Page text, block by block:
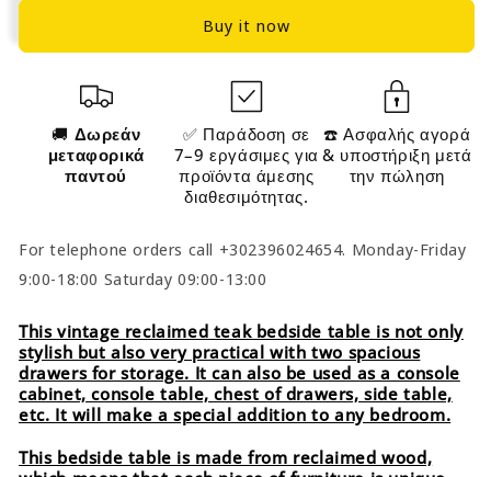
1241711Buy it now
🚚 Δωρεάν
μεταφορικά
παντού
✅ Παράδοση σε
7–9 εργάσιμες για
προϊόντα άμεσης
διαθεσιμότητας.
☎️ Ασφαλής αγορά
& υποστήριξη μετά
την πώληση
For telephone orders call +302396024654. Monday-Friday
9:00-18:00 Saturday 09:00-13:00
This vintage reclaimed teak bedside table is not only
stylish but also very practical with two spacious
drawers for storage. It can also be used as a console
cabinet, console table, chest of drawers, side table,
etc. It will make a special addition to any bedroom.
This bedside table is made from reclaimed wood,